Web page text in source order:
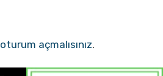
oturum açmalısınız.